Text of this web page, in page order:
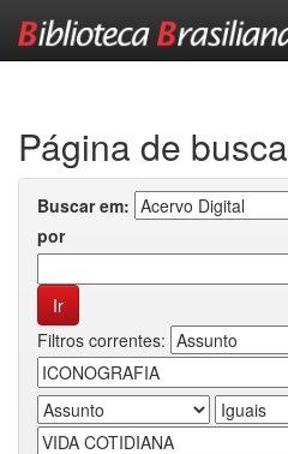
Página de busca
Buscar em:
por
Filtros correntes: